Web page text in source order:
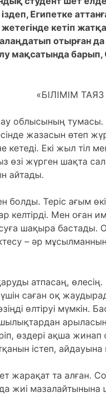
Египетке
кетіп
отырған да
мақсатында барып,
«БІЛІМІМ ТАЯЗ
облысының
жазасын өтеп
кетеді. Екі жыл тіл
жүрген шақта
айтады.
болды. Теріс ағым
келтірді. Мен оған
шақыра
– әр мұсылманның
атпасаң,
саған оқ
өлтіруі мүмкін.
өздері ақша
істеп, айдауына
жарақат та алған.
жиі мазалайтынына